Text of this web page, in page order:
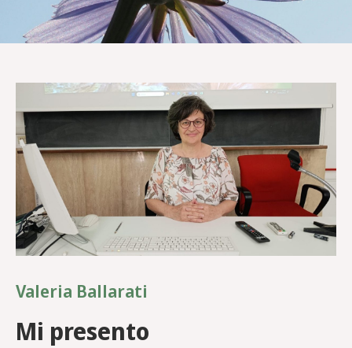
Valeria Ballarati
Mi presento